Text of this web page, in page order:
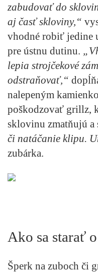
zabudovať do
aj časť skloviny,“
vhodné robiť jedine
pre ústnu dutinu.
lepia strojčekové
odstraňovať,“
nalepeným
poškodzovať grillz,
sklovinu zmatňujú a
či natáčanie klipu.
zubárka.
Ako sa starať
Šperk na zuboch či